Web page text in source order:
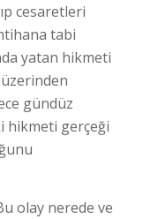
cesaretleri
tabi
yatan hikmeti
üzerinden
gündüz
hikmeti gerçeği
olay nerede ve